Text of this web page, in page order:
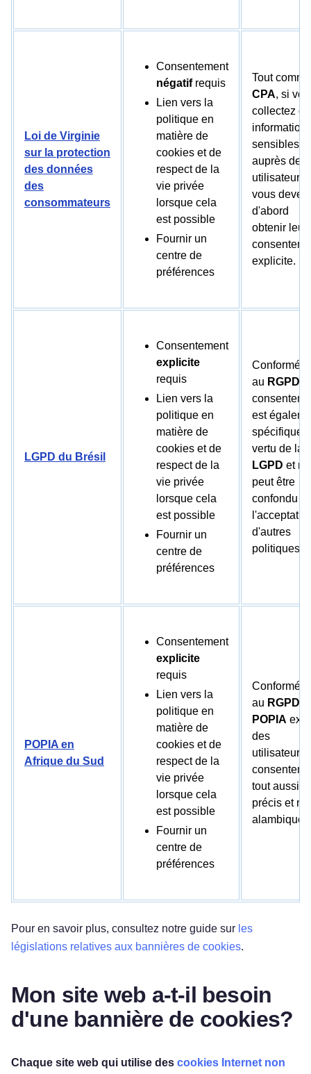
Loi de Virginie
sur la protection
des données
des
consommateurs
Consentement
négatifrequis
Lien vers la
politique en
matière de
cookies et de
respect de la
vie privée
lorsque cela
est possible
Fournir un
centre de
préférences
Tout
CPA, si
collectez
sensibles
auprès des
utilisateurs,
vous devez
d'abord
obtenir leur
explicite.
LGPD du Brésil
Consentement
explicite
requis
Lien vers la
politique en
matière de
cookies et de
respect de la
vie privée
lorsque cela
est possible
Fournir un
centre de
préférences
au RGPD
est
spécifique
vertu de la
LGPD et ne
peut être
confondu
d'autres
politiques.
POPIA en
Afrique du Sud
Consentement
explicite
requis
Lien vers la
politique en
matière de
cookies et de
respect de la
vie privée
lorsque cela
est possible
Fournir un
centre de
préférences
au RGPD
POPIA
des
utilisateurs
tout aussi
précis et
alambiqué.
Pour en savoir plus, consultez notre guide sur les
législations relatives aux bannières de cookies.
Mon site web a-t-il besoin
d'une bannière de cookies?
Chaque site web qui utilise des cookies Internet non